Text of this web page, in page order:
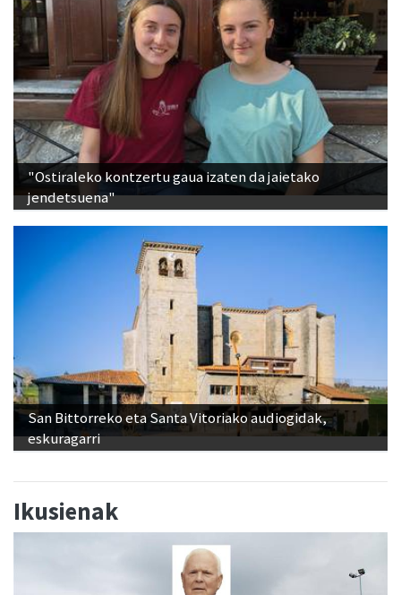
"Ostiraleko kontzertu gaua izaten da jaietako
jendetsuena"
San Bittorreko eta Santa Vitoriako audiogidak,
eskuragarri
Ikusienak